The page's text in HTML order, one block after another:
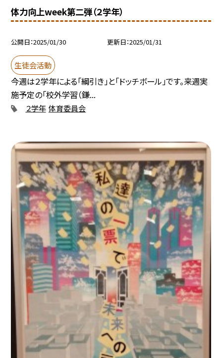
体力向上week第二弾（２学年）
公開日 2025/01/30 更新日 2025/01/31
生徒会活動
今週は２学年による「綱引き」と「ドッチボール」です。来週実
施予定の「校外学習（鎌...
２学年 体育委員会